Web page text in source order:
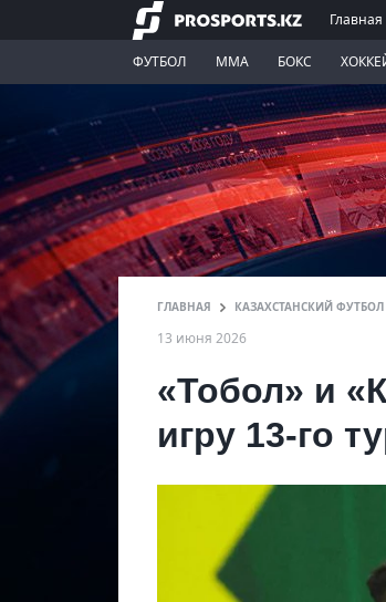
Главная
ФУТБОЛ ММА БОКС
ГЛАВНАЯ КАЗАХСТАНСКИЙ ФУТБОЛ
13 июня 2026
«Тобол» и
игру 13-го